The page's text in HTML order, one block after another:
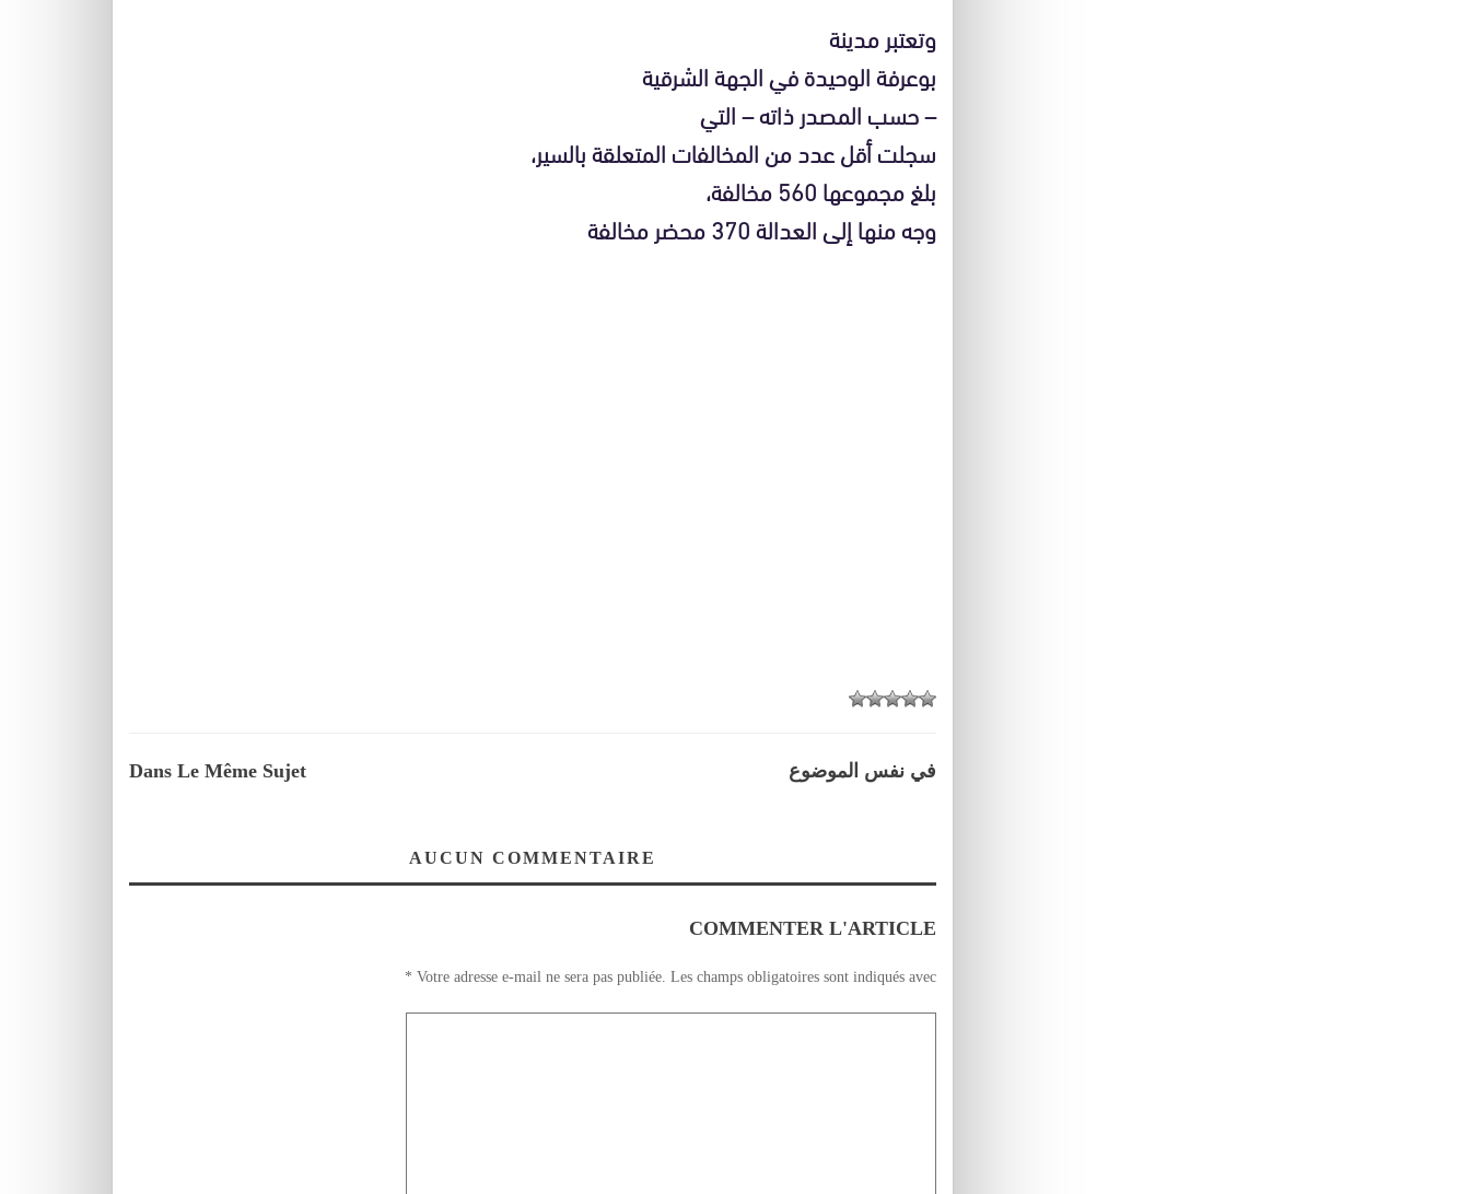
وتعتبر مدينة
بوعرفة الوحيدة في الجهة الشرقية
– حسب المصدر ذاته – التي
سجلت أقل عدد من المخالفات المتعلقة بالسير،
بلغ مجموعها 560 مخالفة،
وجه منها إلى العدالة 370 محضر مخالفة
Dans Le Même Sujet في نفس الموضوع
AUCUN COMMENTAIRE
COMMENTER L'ARTICLE
Votre adresse e-mail ne sera pas publiée. Les champs obligatoires sont indiqués avec
*